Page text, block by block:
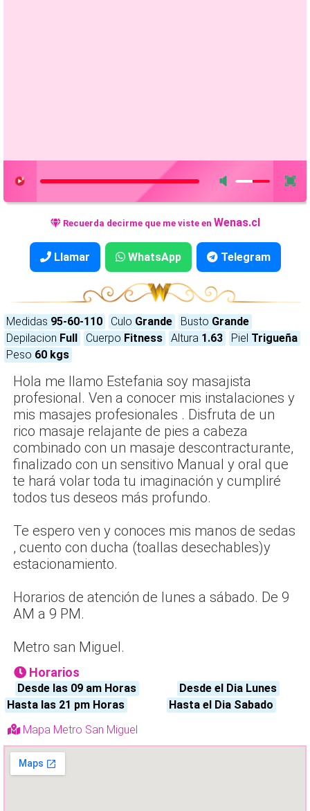
Recuerda decirme que me viste en Wenas.cl
Llamar WhatsApp Telegram
Medidas 95-60-110 Culo Grande Busto Grande
Depilacion Full Cuerpo Fitness Altura 1.63 Piel Trigueña
Peso 60 kgs
Hola me llamo Estefania soy masajista
profesional. Ven a conocer mis instalaciones y
mis masajes profesionales . Disfruta de un
rico masaje relajante de pies a cabeza
combinado con un masaje descontracturante,
finalizado con un sensitivo Manual y oral que
te hará volar toda tu imaginación y cumpliré
todos tus deseos más profundo.
Te espero ven y conoces mis manos de sedas
, cuento con ducha (toallas desechables)y
estacionamiento.
Horarios de atención de lunes a sábado. De 9
AM a 9 PM.
Metro san Miguel.
Horarios
Desde las 09 am Horas
Hasta las 21 pm Horas
Desde el Dia Lunes
Hasta el Dia Sabado
Mapa Metro San Miguel